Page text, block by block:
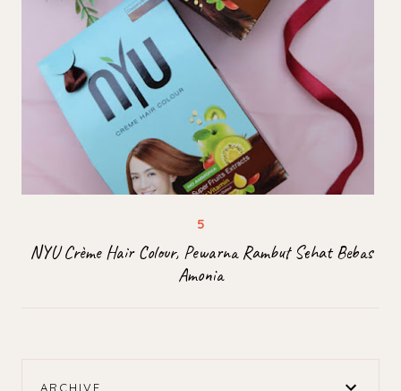
NYU Crème Hair Colour, Pewarna Rambut Sehat Bebas
Amonia
ARCHIVE